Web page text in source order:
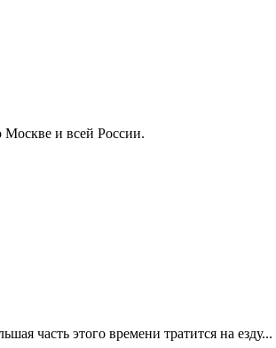
Москве и всей России.
часть этого времени тратится на езду...